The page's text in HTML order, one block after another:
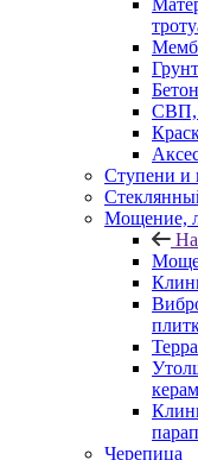
СВП,
Ступени и
Мощение,
Черепица